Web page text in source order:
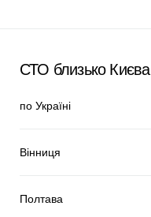
СТО близько Києва
по Україні
Вінниця
Полтава